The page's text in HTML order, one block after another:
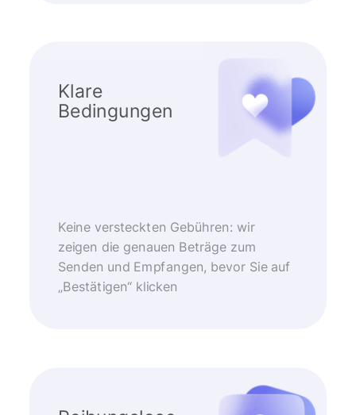
Klare
Bedingungen
Keine versteckten Gebühren: wir
zeigen die genauen Beträge zum
Senden und Empfangen, bevor Sie auf
„Bestätigen“ klicken